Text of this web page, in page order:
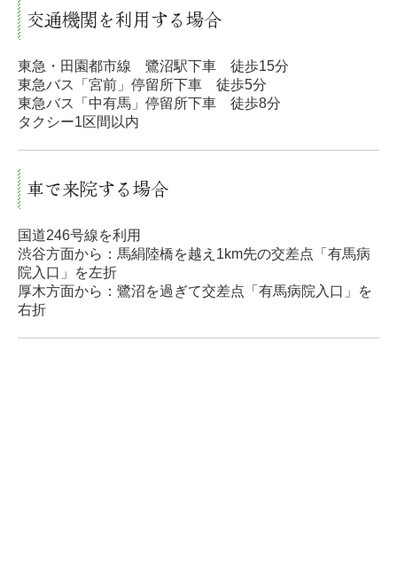
交通機関を利用する場合
東急・田園都市線 鷺沼駅下車 徒歩15分
東急バス「宮前」停留所下車 徒歩5分
東急バス
「中有馬」停留所下車 徒歩8分
タクシー1区間以内
車で来院する場合
国道246号線を利用
渋谷方面から：馬絹陸橋を越え1km先の交差点「有馬病
院入口」を左折
厚木方面から：鷺沼を過ぎて交差点「有馬病院入口」を
右折